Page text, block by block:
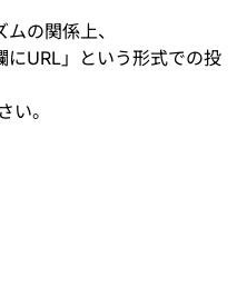
の関係上、
にURL」という形式での投
い。